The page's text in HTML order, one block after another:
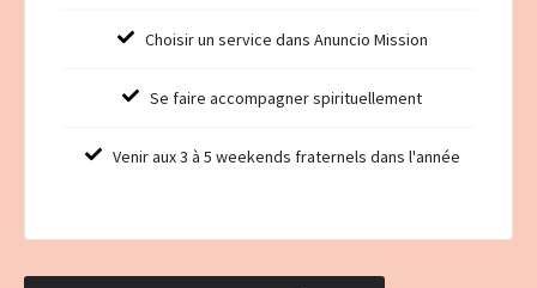
Choisir un service dans Anuncio Mission
Se faire accompagner spirituellement
Venir aux 3 à 5 weekends fraternels dans l'année